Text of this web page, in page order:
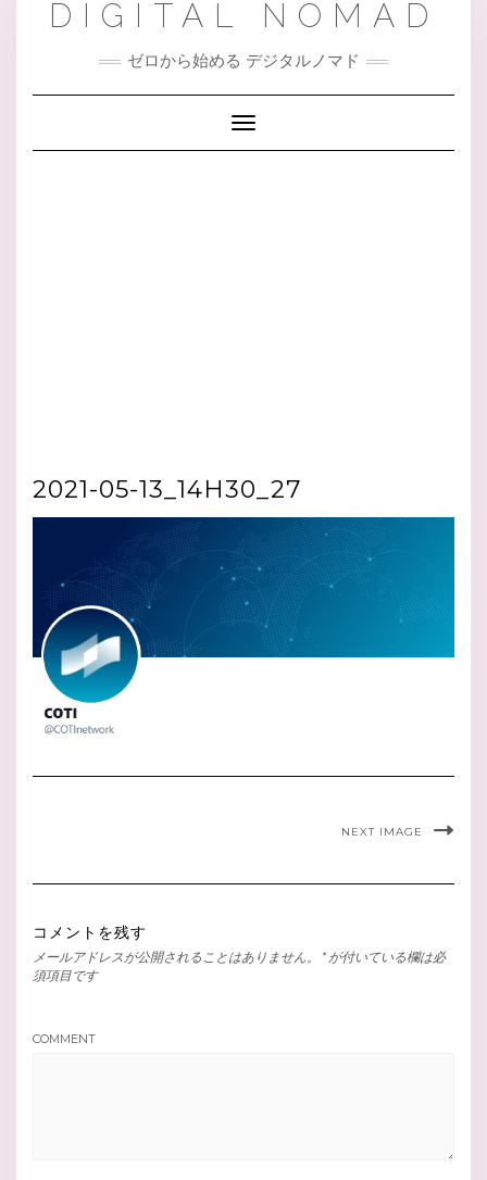
DIGITAL NOMAD
ゼロから始める デジタルノマド
Toggle Navigation
2021-05-13_14H30_27
NEXT IMAGE
コメントを残す
メールアドレスが公開されることはありません。 * が付いている欄は必
須項目です
COMMENT